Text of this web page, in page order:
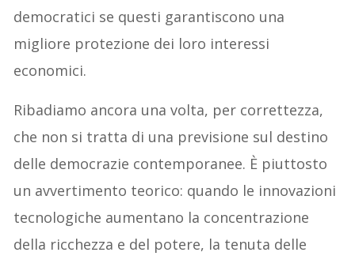
democratici se questi garantiscono una
migliore protezione dei loro interessi
economici.
Ribadiamo ancora una volta, per correttezza,
che non si tratta di una previsione sul destino
delle democrazie contemporanee. È piuttosto
un avvertimento teorico: quando le innovazioni
tecnologiche aumentano la concentrazione
della ricchezza e del potere, la tenuta delle